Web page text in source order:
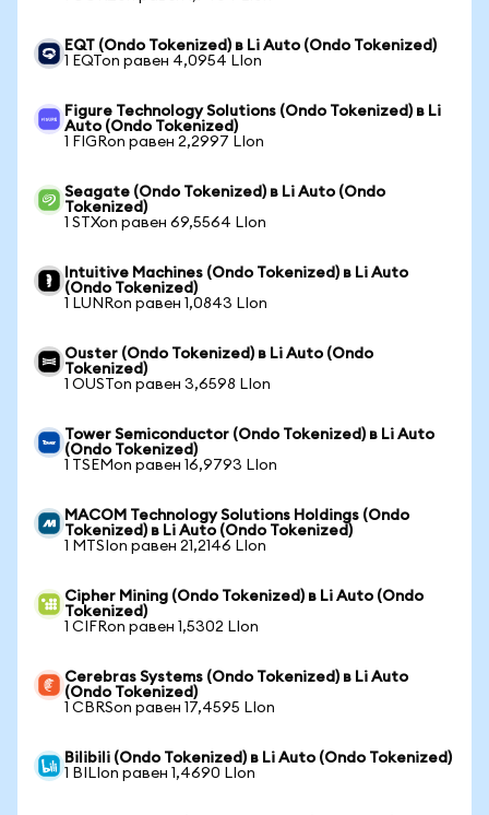
EQT (Ondo Tokenized) в Li Auto (Ondo Tokenized)
1 EQTon равен 4,0954 LIon
Figure Technology Solutions (Ondo Tokenized) в Li
Auto (Ondo Tokenized)
1 FIGRon равен 2,2997 LIon
Seagate (Ondo Tokenized) в Li Auto (Ondo
Tokenized)
1 STXon равен 69,5564 LIon
Intuitive Machines (Ondo Tokenized) в Li Auto
(Ondo Tokenized)
1 LUNRon равен 1,0843 LIon
Ouster (Ondo Tokenized) в Li Auto (Ondo
Tokenized)
1 OUSTon равен 3,6598 LIon
Tower Semiconductor (Ondo Tokenized) в Li Auto
(Ondo Tokenized)
1 TSEMon равен 16,9793 LIon
MACOM Technology Solutions Holdings (Ondo
Tokenized) в Li Auto (Ondo Tokenized)
1 MTSIon равен 21,2146 LIon
Cipher Mining (Ondo Tokenized) в Li Auto (Ondo
Tokenized)
1 CIFRon равен 1,5302 LIon
Cerebras Systems (Ondo Tokenized) в Li Auto
(Ondo Tokenized)
1 CBRSon равен 17,4595 LIon
Bilibili (Ondo Tokenized) в Li Auto (Ondo Tokenized)
1 BILIon равен 1,4690 LIon